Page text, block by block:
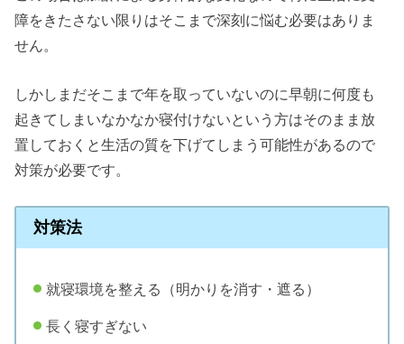
障をきたさない限りはそこまで深刻に悩む必要はありま
せん。
しかしまだそこまで年を取っていないのに早朝に何度も
起きてしまいなかなか寝付けないという方はそのまま放
置しておくと生活の質を下げてしまう可能性があるので
対策が必要です。
対策法
就寝環境を整える（明かりを消す・遮る）
長く寝すぎない